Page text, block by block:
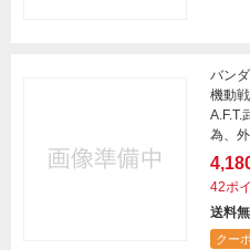
バン
機動
A.F.T.
為、
42ポ
送料
クー